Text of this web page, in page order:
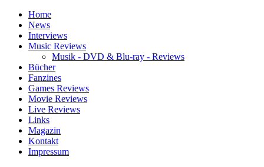
Home
News
Interviews
Music Reviews
Musik - DVD & Blu-ray - Reviews
Bücher
Fanzines
Games Reviews
Movie Reviews
Live Reviews
Links
Magazin
Kontakt
Impressum